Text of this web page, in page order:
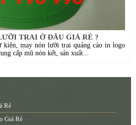
TRAI Ở ĐÂU GIÁ RẺ ?
kiện, may nón lưỡi trai quảng cáo in logo
cấp mũ nón kết, sản xuất...
Rẻ
Giá Rẻ